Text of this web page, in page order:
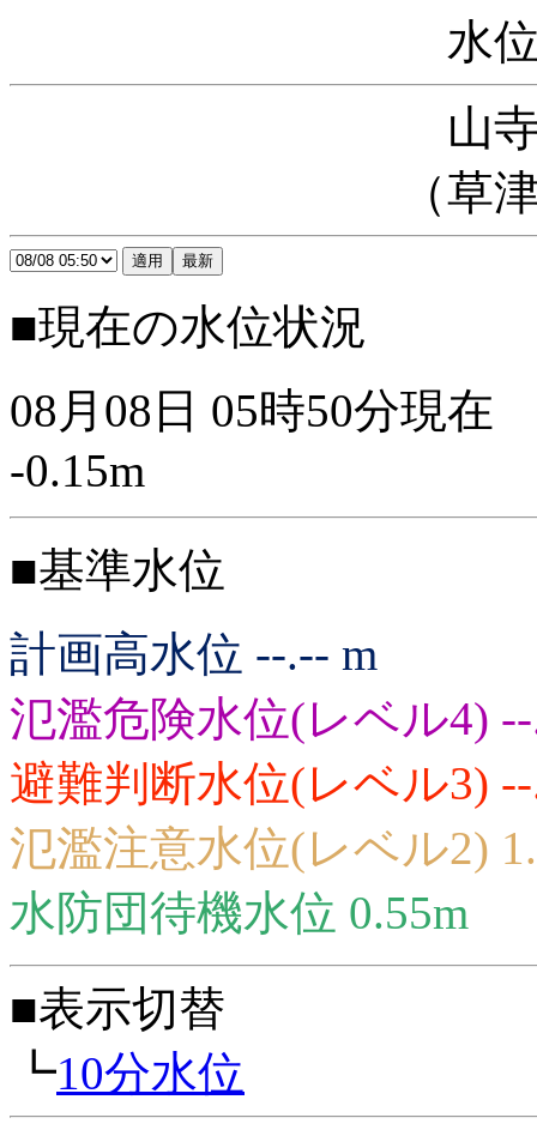
水
山
（草
■現在の水位状況
08月08日 05時50分現在
-0.15m
■基準水位
計画高水位 --.-- m
氾濫危険水位(レベル4)
避難判断水位(レベル3)
氾濫注意水位(レベル2)
水防団待機水位 0.55m
■表示切替
┗10分水位